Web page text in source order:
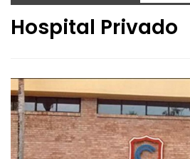
Hospital Privado